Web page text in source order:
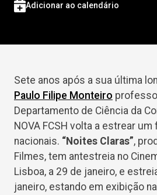
Adicionar ao calendário
Sete anos após a sua última
Paulo Filipe Monteiro
Departamento de Ciência da
NOVA FCSH volta a estrear
nacionais. “Noites Claras”,
Filmes, tem antestreia no
Lisboa, a 29 de janeiro, e
janeiro, estando em exibição